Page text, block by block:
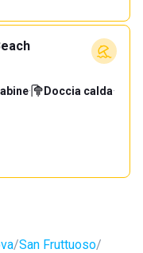
· Doccia calda·
San Fruttuoso